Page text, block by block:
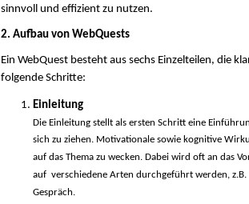
sinnvoll und effizient zu nutzen.
2. Aufbau von WebQuests
Ein WebQuest besteht aus sechs Einzelteilen, die
folgende Schritte:
Einleitung
Die Einleitung stellt als ersten Schritt eine
sich zu ziehen. Motivationale sowie kognitive
auf das Thema zu wecken. Dabei wird oft an das
auf verschiedene Arten durchgeführt werden, z.B.
Gespräch.